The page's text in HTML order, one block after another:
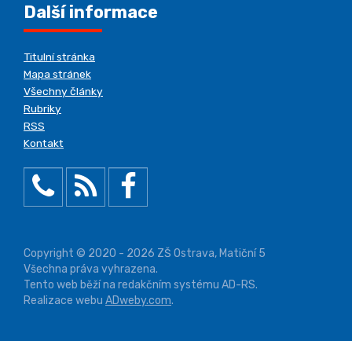
Další informace
Titulní stránka
Mapa stránek
Všechny články
Rubriky
RSS
Kontakt
Copyright © 2020 - 2026 ZŠ Ostrava, Matiční 5
Všechna práva vyhrazena.
Tento web běží na redakčním systému AD-RS.
Realizace webu ADweby.com.